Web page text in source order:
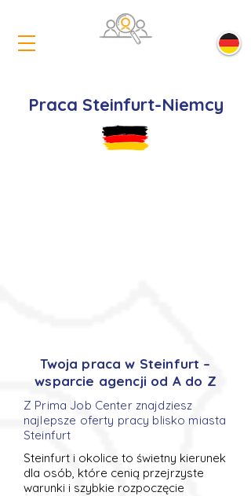
Praca Steinfurt-Niemcy
Twoja praca w Steinfurt –
wsparcie agencji od A do Z
Z Prima Job Center znajdziesz
najlepsze oferty pracy blisko miasta
Steinfurt
Steinfurt i okolice to świetny kierunek
dla osób, które cenią przejrzyste
warunki i szybkie rozpoczęcie